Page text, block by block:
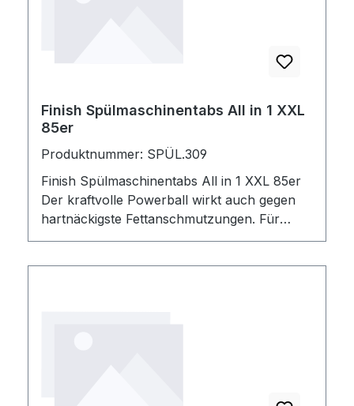
Finish Spülmaschinentabs All in 1 XXL
85er
Produktnummer: SPÜL.309
Finish Spülmaschinentabs All in 1 XXL 85er
Der kraftvolle Powerball wirkt auch gegen
hartnäckigste Fettanschmutzungen. Für
strahlend sauberes Geschirr.